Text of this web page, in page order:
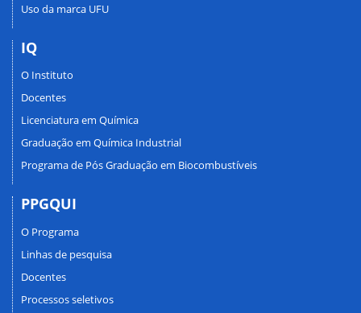
Uso da marca UFU
IQ
O Instituto
Docentes
Licenciatura em Química
Graduação em Química Industrial
Programa de Pós Graduação em Biocombustíveis
PPGQUI
O Programa
Linhas de pesquisa
Docentes
Processos seletivos